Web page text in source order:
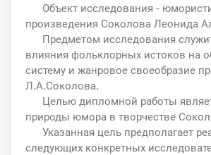
Объект исследования -
произведения Соколова Леонида
Предметом исследования
влияния фольклорных истоков на
систему и жанровое своеобразие
Л.А.Соколова.
Целью дипломной работы
природы юмора в творчестве
Указанная цель предполагает
следующих конкретных